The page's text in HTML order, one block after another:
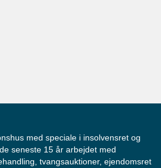
med speciale i insolvensret og
seneste 15 år arbejdet med
tvangsauktioner, ejendomsret